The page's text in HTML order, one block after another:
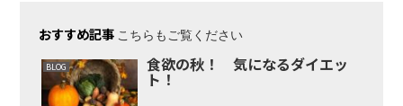
おすすめ記事 こちらもご覧ください
BLOG 食欲の秋！ 気になるダイエッ
ト！